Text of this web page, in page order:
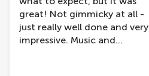
great! Not gimmicky at all -
just really well done and very
impressive. Music and